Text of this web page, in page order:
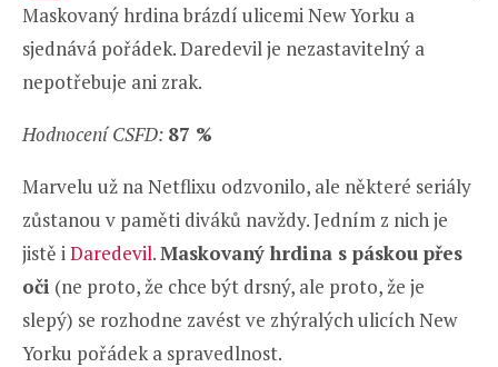
Maskovaný hrdina brázdí ulicemi New Yorku a
sjednává pořádek. Daredevil je nezastavitelný a
nepotřebuje ani zrak.
Hodnocení CSFD: 87 %
Marvelu už na Netflixu odzvonilo, ale některé seriály
zůstanou v paměti diváků navždy. Jedním z nich je
jistě iDaredevil.Maskovaný hrdina s páskou přes
oči (ne proto, že chce být drsný, ale proto, že je
slepý) se rozhodne zavést ve zhýralých ulicích New
Yorku pořádek a spravedlnost.